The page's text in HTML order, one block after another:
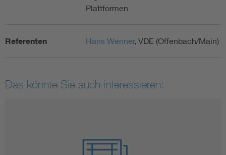
Plattformen
Referenten Hans Wenner, VDE (Offenbach/Main)
Das könnte Sie auch interessieren: